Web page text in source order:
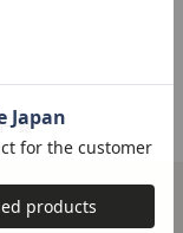
一覧